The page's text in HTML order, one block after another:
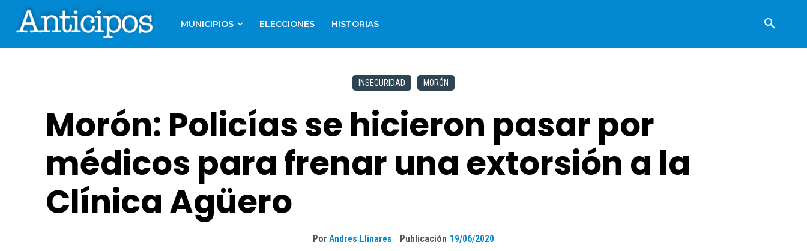
MUNICIPIOS ELECCIONES HISTORIAS
INSEGURIDAD MORÓN
Morón: Policías se hicieron pasar por
médicos para frenar una extorsión a la
Clínica Agüero
Por Andres Llinares Publicación 19/06/2020